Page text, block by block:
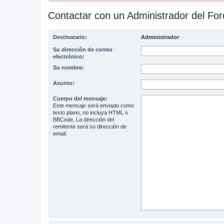
Contactar con un Administrador del
Destinatario: Administrador
Su dirección de correo
electrónico:
Su nombre:
Asunto:
Cuerpo del mensaje:
Este mensaje será enviado como
texto plano, no incluya HTML o
BBCode. La dirección del
remitente será su dirección de
email.